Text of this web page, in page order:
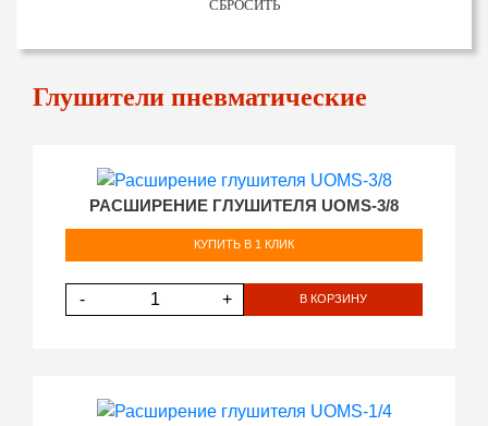
СБРОСИТЬ
Глушители пневматические
РАСШИРЕНИЕ ГЛУШИТЕЛЯ UOMS-3/8
КУПИТЬ В 1 КЛИК
- + В КОРЗИНУ